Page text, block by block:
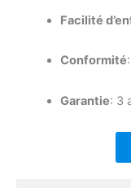
Facilité
Conformité
Garantie: 3